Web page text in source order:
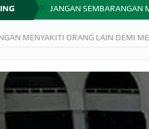
JANGAN SEMBARANGAN
BAGAIMANA CARA
HUKUM MEMBAYAR
MENYAKITI ORANG LAIN DEMI